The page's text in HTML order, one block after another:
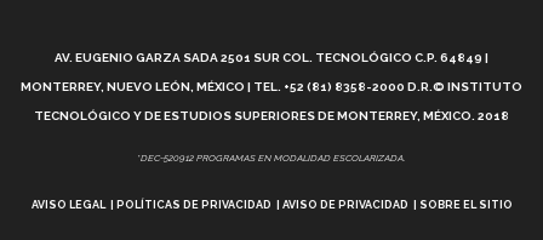
¿Cómo es el Modelo Educativo Tec? (video)
Vida Tec: Feminismo e Inteligencia Artificial, Paola
AV. EUGENIO GARZA SADA 2501 SUR COL. TECNOLÓGICO C.P. 64849 |
MONTERREY, NUEVO LEÓN, MÉXICO | TEL. +52 (81) 8358-2000 D.R.© INSTITUTO
TECNOLÓGICO Y DE ESTUDIOS SUPERIORES DE MONTERREY, MÉXICO. 2018
*DEC-520912 PROGRAMAS EN MODALIDAD ESCOLARIZADA.
AVISO LEGAL POLÍTICAS DE PRIVACIDAD AVISO DE PRIVACIDAD SOBRE EL SITIO